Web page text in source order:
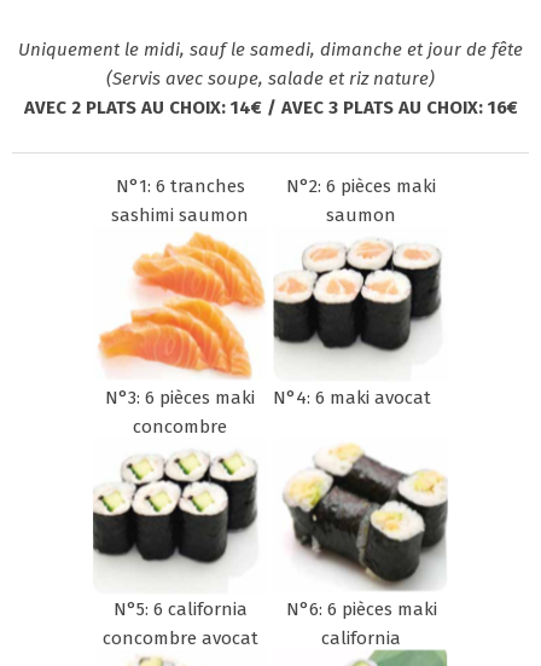
Uniquement le midi, sauf le samedi, dimanche et jour de fête
(Servis avec soupe, salade et riz nature)
AVEC 2 PLATS AU CHOIX: 14€ / AVEC 3 PLATS AU CHOIX: 16€
N°1: 6 tranches
sashimi saumon
N°2: 6 pièces maki
saumon
N°3: 6 pièces maki
concombre
N°4: 6 maki avocat
N°5: 6 california
concombre avocat
N°6: 6 pièces maki
california